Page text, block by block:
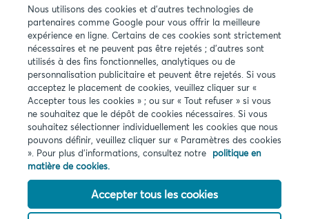
Vous avez des questions ?
Questions fréquentes
Infos légales
Privacy
Cookies
PSD2
Accessibilité
Nous utilisons des cookies et d'autres technologies de
partenaires comme Google pour vous offrir la meilleure
expérience en ligne. Certains de ces cookies sont strictement
nécessaires et ne peuvent pas être rejetés ; d'autres sont
utilisés à des fins fonctionnelles, analytiques ou de
personnalisation publicitaire et peuvent être rejetés. Si vous
acceptez le placement de cookies, veuillez cliquer sur «
Accepter tous les cookies » ; ou sur « Tout refuser » si vous
ne souhaitez que le dépôt de cookies nécessaires. Si vous
souhaitez sélectionner individuellement les cookies que nous
pouvons définir, veuillez cliquer sur « Paramètres des cookies
». Pour plus d'informations, consultez notre politique en
matière de cookies.
Accepter tous les cookies